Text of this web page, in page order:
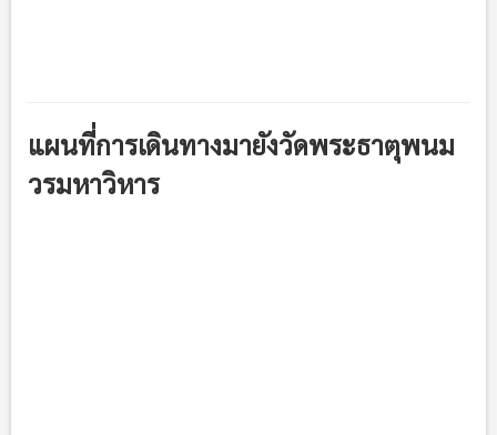
แผนที่การเดินทางมายังวัดพระธาตุพนม
วรมหาวิหาร